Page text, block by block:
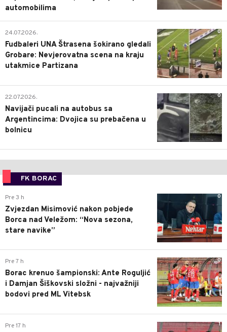
automobilima
0
24.07.2026.
Fudbaleri UNA Štrasena šokirano gledali
Grobare: Nevjerovatna scena na kraju
utakmice Partizana
0
22.07.2026.
Navijači pucali na autobus sa
Argentincima: Dvojica su prebačena u
bolnicu
FK BORAC
0
Pre 3 h
Zvjezdan Misimović nakon pobjede
Borca nad Veležom: “Nova sezona,
stare navike”
0
Pre 7 h
Borac krenuo šampionski: Ante Roguljić
i Damjan Šiškovski složni - najvažniji
bodovi pred ML Vitebsk
1
Pre 17 h